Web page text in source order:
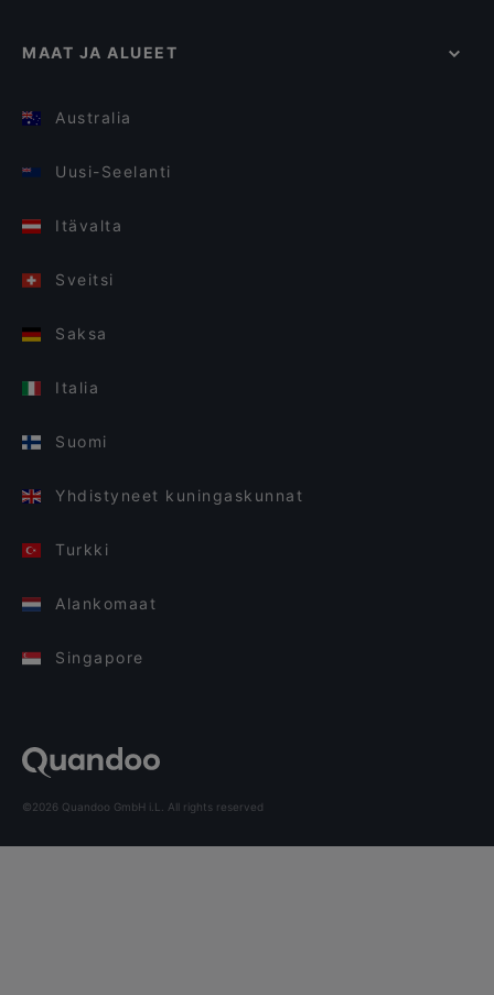
MAAT JA ALUEET
Australia
Uusi-Seelanti
Itävalta
Sveitsi
Saksa
Italia
Suomi
Yhdistyneet kuningaskunnat
Turkki
Alankomaat
Singapore
©2026 Quandoo GmbH i.L. All rights reserved